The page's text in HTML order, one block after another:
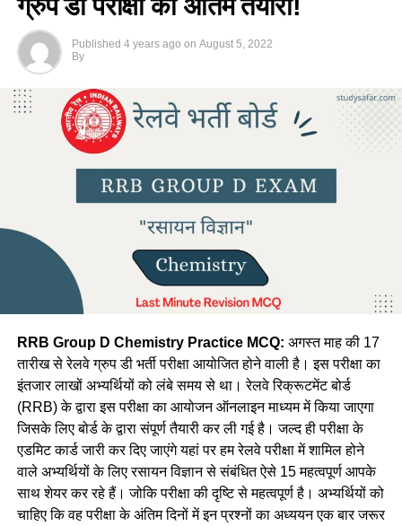
ग्रुप डी परीक्षा की अंतिम तैयारी!
Published 4 years ago on August 5, 2022
By
RRB Group D Chemistry Practice MCQ: अगस्त माह की 17
तारीख से रेलवे ग्रुप डी भर्ती परीक्षा आयोजित होने वाली है। इस परीक्षा का
इंतजार लाखों अभ्यर्थियों को लंबे समय से था। रेलवे रिक्रूटमेंट बोर्ड
(RRB) के द्वारा इस परीक्षा का आयोजन ऑनलाइन माध्यम में किया जाएगा
जिसके लिए बोर्ड के द्वारा संपूर्ण तैयारी कर ली गई है। जल्द ही परीक्षा के
एडमिट कार्ड जारी कर दिए जाएंगे यहां पर हम रेलवे परीक्षा में शामिल होने
वाले अभ्यर्थियों के लिए रसायन विज्ञान से संबंधित ऐसे 15 महत्वपूर्ण आपके
साथ शेयर कर रहे हैं। जोकि परीक्षा की दृष्टि से महत्वपूर्ण है। अभ्यर्थियों को
चाहिए कि वह परीक्षा के अंतिम दिनों में इन प्रश्नों का अध्ययन एक बार जरूर